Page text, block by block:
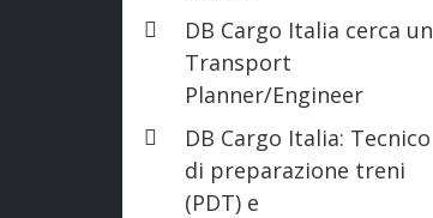
DB Cargo Italia cerca un
Transport
Planner/Engineer
DB Cargo Italia: Tecnico
di preparazione treni
(PDT) e